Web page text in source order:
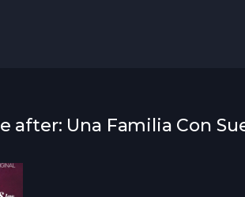
after: Una Familia Con